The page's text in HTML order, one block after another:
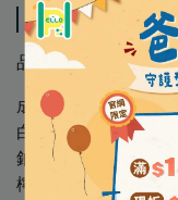
スペック
品 名 │【亞培】勝
成 分 │ 水.玉米麥
白.異麥芽酮糖.糖.菜
鈉.甘油.果寡醣.大豆
檸檬酸.氯化膽生僉.